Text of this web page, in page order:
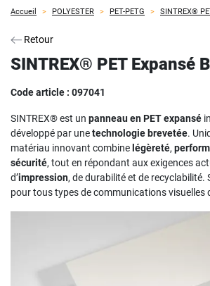
Accueil POLYESTER PET-PETG SINTREX®
Retour
SINTREX® PET Expansé
Code article : 097041
SINTREX® est un panneau enPET expansé
développé par unetechnologie brevetée.
matériau innovant combine légèreté,
sécurité, tout en répondant aux exigences
d’impression, de durabilité et de recyclabilité.
pour tous types de communications visuelles